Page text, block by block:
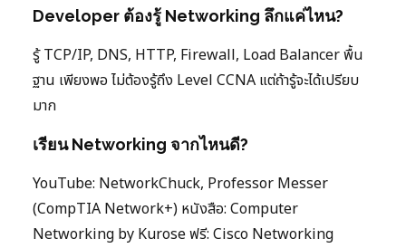
Developer ต้องรู้ Networking ลึกแค่ไหน?
รู้ TCP/IP, DNS, HTTP, Firewall, Load Balancer พื้น
ฐาน เพียงพอ ไม่ต้องรู้ถึง Level CCNA แต่ถ้ารู้จะได้เปรียบ
มาก
เรียน Networking จากไหนดี?
YouTube: NetworkChuck, Professor Messer
(CompTIA Network+) หนังสือ: Computer
Networking by Kurose ฟรี: Cisco Networking